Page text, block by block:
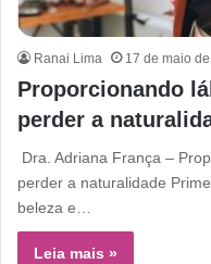
Ranai Lima 17 de maio
Proporcionando
perder a
Dra. Adriana França –
perder a naturalidade
beleza e…
Leia mais »